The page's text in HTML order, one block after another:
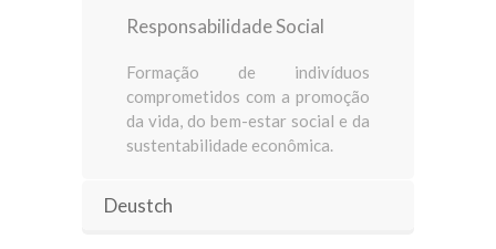
Responsabilidade Social
Formação de indivíduos
comprometidos com a promoção
da vida, do bem-estar social e da
sustentabilidade econômica.
Deustch